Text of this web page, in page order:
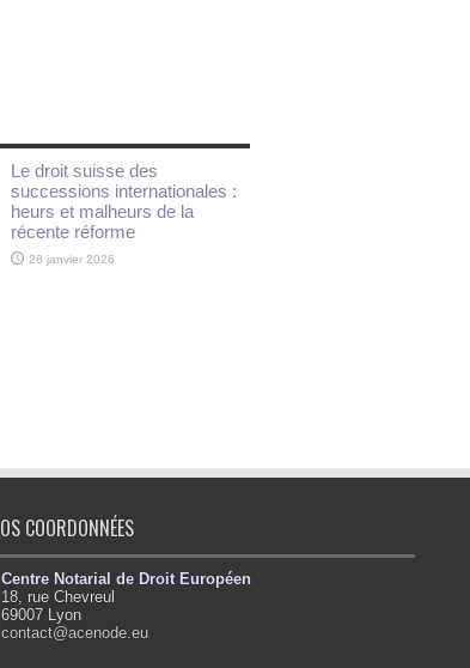
Le droit suisse des
successions internationales :
heurs et malheurs de la
récente réforme
28 janvier 2026
COORDONNÉES
Centre Notarial de Droit Européen
18, rue Chevreul
69007 Lyon
contact@acenode.eu